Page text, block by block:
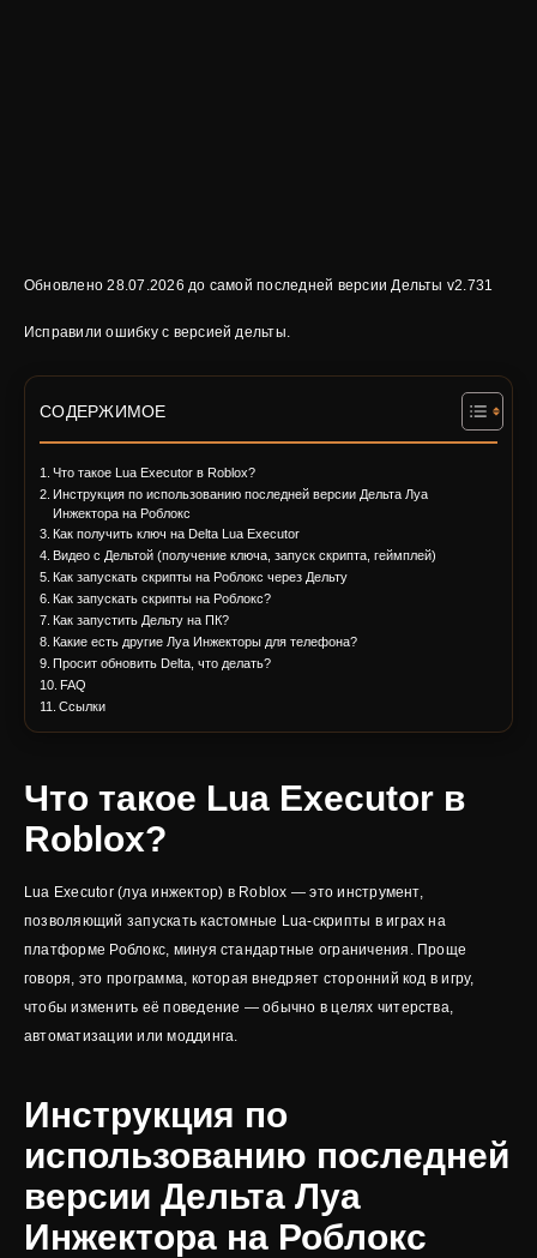
Обновлено 28.07.2026 до самой последней версии Дельты v2.731
Исправили ошибку с версией дельты.
СОДЕРЖИМОЕ
Что такое Lua Executor в Roblox?
Инструкция по использованию последней версии Дельта Луа
Инжектора на Роблокс
Как получить ключ на Delta Lua Executor
Видео с Дельтой (получение ключа, запуск скрипта, геймплей)
Как запускать скрипты на Роблокс через Дельту
Как запускать скрипты на Роблокс?
Как запустить Дельту на ПК?
Какие есть другие Луа Инжекторы для телефона?
Просит обновить Delta, что делать?
FAQ
Ссылки
Что такое Lua Executor в
Roblox?
Lua Executor (луа инжектор) в Roblox — это инструмент,
позволяющий запускать кастомные Lua-скрипты в играх на
платформе Роблокс, минуя стандартные ограничения. Проще
говоря, это программа, которая внедряет сторонний код в игру,
чтобы изменить её поведение — обычно в целях читерства,
автоматизации или моддинга.
Инструкция по
использованию последней
версии Дельта Луа
Инжектора на Роблокс